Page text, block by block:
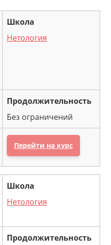
Нетология
Без ограничений
Перейти на курс
Нетология